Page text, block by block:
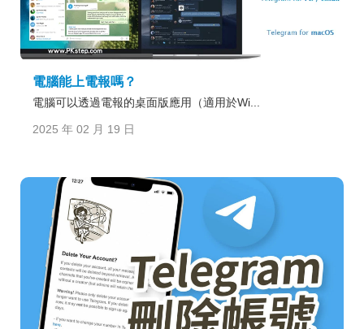
電腦能上電報嗎？
電腦可以透過電報的桌面版應用（適用於Wi...
2025 年 02 月 19 日